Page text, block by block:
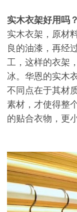
实木衣架好用吗？
实木衣架，原材
良的油漆，再经
工，这样的衣架
冰。华恩的实木
不同点在于其材
素材，才使得整
的贴合衣物，更